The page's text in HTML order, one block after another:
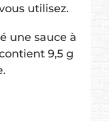
utilisez.
une sauce à
9,5 g